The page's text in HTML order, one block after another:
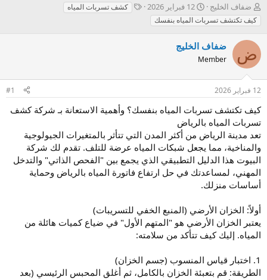
ك
ا
ت
ب
ل
م
و
ض
ع
ضفاف الخليج
ت
ا
ر
خ
إ
ا
ء
12 فبراير 2026
Tكشف تسربات المياه
كيف تكتشف تسربات المياه بنفسك
ض ضفاف الخليج
Member
12 فبراير 2026 #1
كيف تكتشف تسربات المياه بنفسك؟ وأهمية الاستعانة بـ شركة كشف
تسربات المياه بالرياض
تعد مدينة الرياض من أكثر المدن التي تتأثر بالمتغيرات الجيولوجية
والمناخية، مما يجعل شبكات المياه عرضة للتلف. تقدم لك شركة
البيوت هذا الدليل التطبيقي الذي يجمع بين "الفحص الذاتي" والتدخل
المهني، لمساعدتك في حل ارتفاع فاتورة المياه بالرياض وحماية
أساسات منزلك.
أولاً: الخزان الأرضي (المنبع الخفي للتسريبات)
يعتبر الخزان الأرضي هو "المتهم الأول" في ضياع كميات هائلة من
المياه. إليك كيف تتأكد من سلامته:
1. اختبار قياس المنسوب (جسم الخزان)
الطريقة: قم بتعبئة الخزان بالكامل، ثم أغلق المحبس الرئيسي (بعد